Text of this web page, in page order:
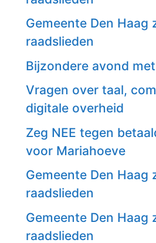
Gemeente Den Haag
raadslieden
Bijzondere avond
Vragen over taal,
digitale overheid
Zeg NEE tegen
voor Mariahoeve
Gemeente Den Haag
raadslieden
Gemeente Den Haag
raadslieden